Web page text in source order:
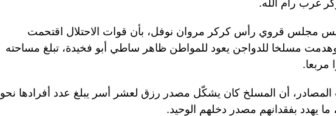
غرب رام الله.
مجلس قروي رأس كركر مروان نوفل، بأن قوات الاحتلال اقتحمت
وهدمت مسلخا للدواجن يعود للمواطن ظاهر ساطي أبو فخيدة، تبلغ مساحته
أن المسلخ كان يشكّل مصدر رزق لعشر أسر يبلغ عدد أفرادها نحو